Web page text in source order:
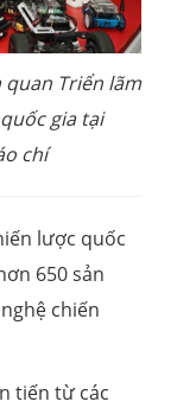
quan Triển lãm
gia tại
chí
lược quốc
650 sản
chiến
tiến từ các